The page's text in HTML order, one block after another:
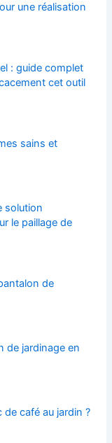
une réalisation
: guide complet
cet outil
sains et
solution
le paillage de
de
de jardinage en
café au jardin ?